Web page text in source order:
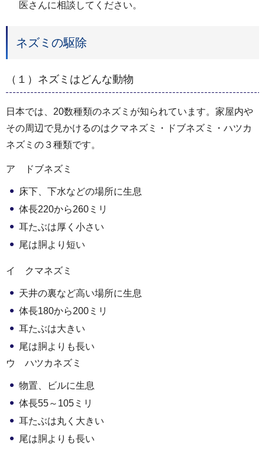
医さんに相談してください。
ネズミの駆除
（１）ネズミはどんな動物
日本では、20数種類のネズミが知られています。家屋内や
その周辺で見かけるのはクマネズミ・ドブネズミ・ハツカ
ネズミの３種類です。
ア ドブネズミ
床下、下水などの場所に生息
体長220から260ミリ
耳たぶは厚く小さい
尾は胴より短い
イ クマネズミ
天井の裏など高い場所に生息
体長180から200ミリ
耳たぶは大きい
尾は胴よりも長い
ウ ハツカネズミ
物置、ビルに生息
体長55～105ミリ
耳たぶは丸く大きい
尾は胴よりも長い